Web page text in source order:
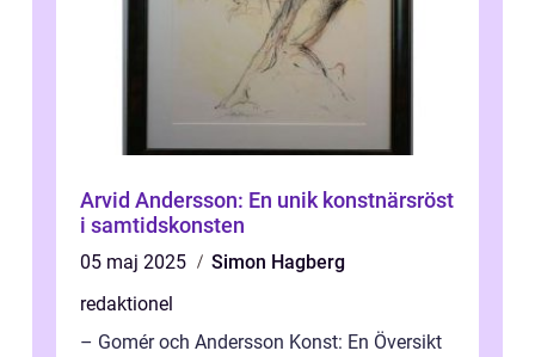
Arvid Andersson: En unik konstnärsröst
i samtidskonsten
05 maj 2025
Simon Hagberg
redaktionel
– Gomér och Andersson Konst: En Översikt